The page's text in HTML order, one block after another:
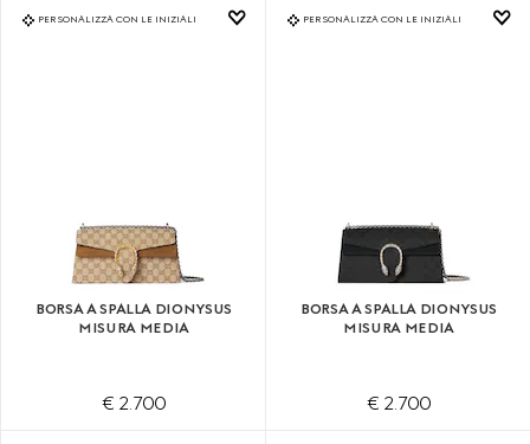
PERSONALIZZA CON LE INIZIALI
BORSA A SPALLA DIONYSUS
MISURA MEDIA
€ 2.700
PERSONALIZZA CON LE INIZIALI
BORSA A SPALLA DIONYSUS
MISURA MEDIA
€ 2.700